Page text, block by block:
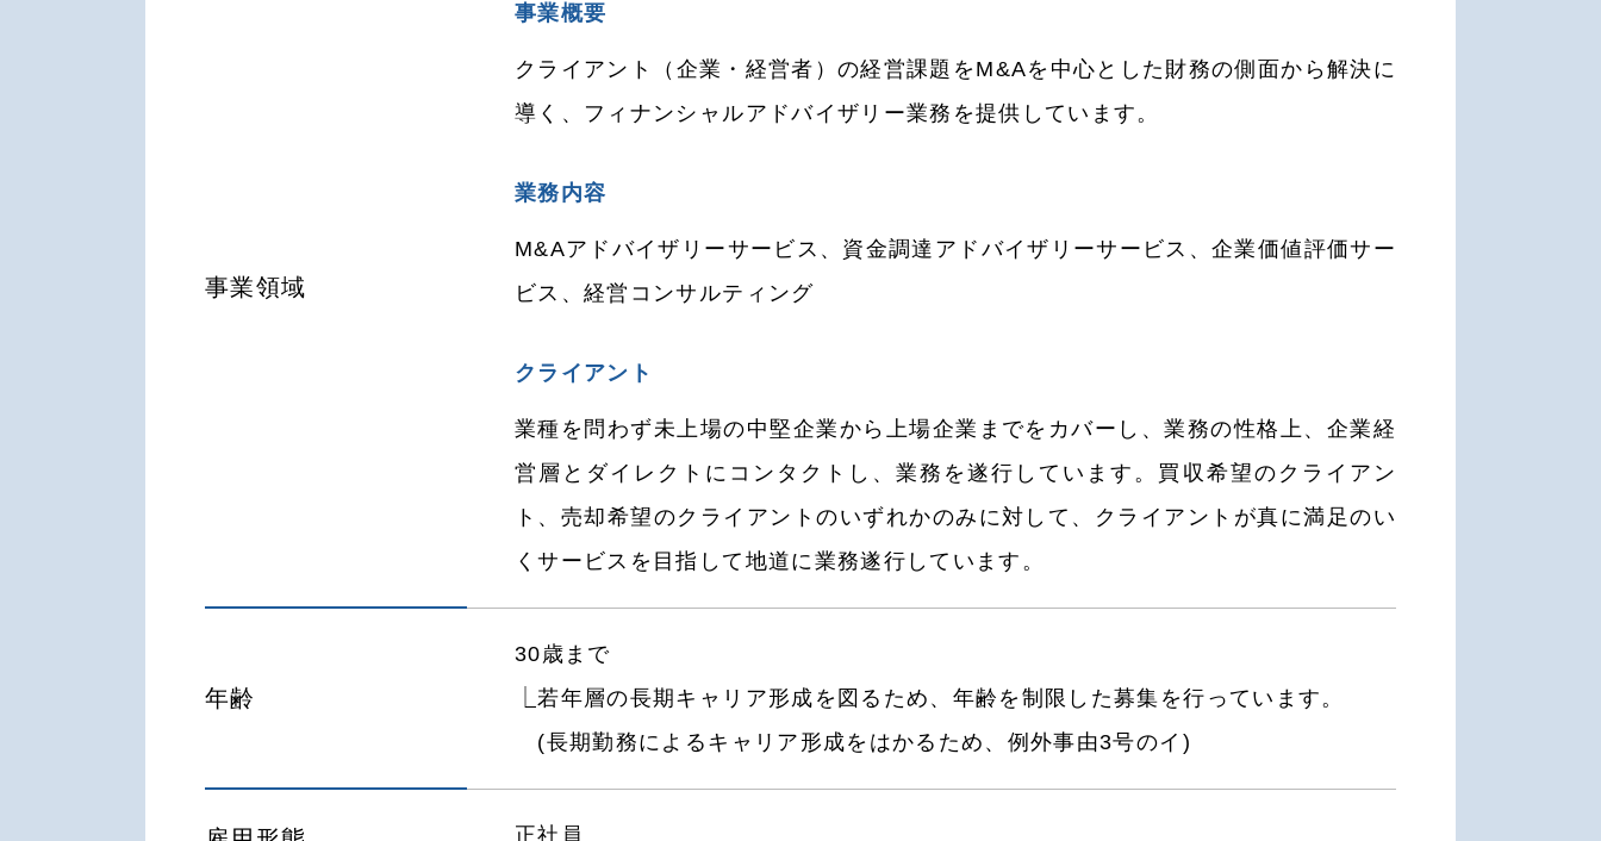
事業領域
事業概要
クライアント（企業・経営者）の経営課題をM&Aを中心とした財務の側面から解決に
導く、フィナンシャルアドバイザリー業務を提供しています。
業務内容
M&Aアドバイザリーサービス、資金調達アドバイザリーサービス、企業価値評価サー
ビス、経営コンサルティング
クライアント
業種を問わず未上場の中堅企業から上場企業までをカバーし、業務の性格上、企業経
営層とダイレクトにコンタクトし、業務を遂行しています。買収希望のクライアン
ト、売却希望のクライアントのいずれかのみに対して、クライアントが真に満足のい
くサービスを目指して地道に業務遂行しています。
年齢
30歳まで
⎿若年層の長期キャリア形成を図るため、年齢を制限した募集を行っています。
(長期勤務によるキャリア形成をはかるため、例外事由3号のイ)
正社員